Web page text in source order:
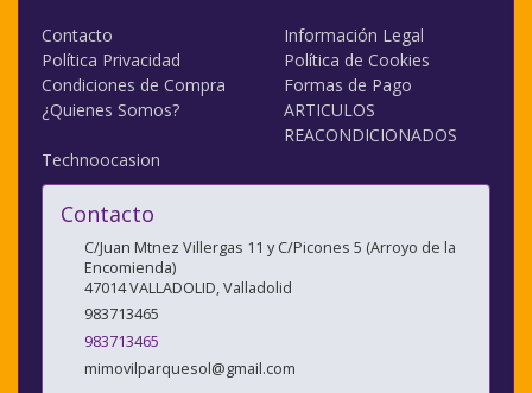
Contacto
Información Legal
Política Privacidad
Política de Cookies
Condiciones de Compra
Formas de Pago
¿Quienes Somos?
ARTICULOS
REACONDICIONADOS
Technoocasion
Contacto
C/Juan Mtnez Villergas 11 y C/Picones 5 (Arroyo de la
Encomienda)
47014VALLADOLID,Valladolid
983713465
983713465
mimovilparquesol@gmail.com